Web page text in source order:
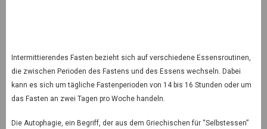
Intermittierendes Fasten bezieht sich auf verschiedene Essensroutinen,
die zwischen Perioden des Fastens und des Essens wechseln. Dabei
kann es sich um tägliche Fastenperioden von 14 bis 16 Stunden oder um
das Fasten an zwei Tagen pro Woche handeln.
Die Autophagie, ein Begriff, der aus dem Griechischen für “Selbstessen”